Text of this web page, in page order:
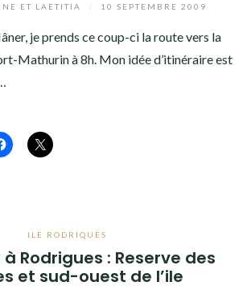
ET LAETITIA 10 SEPTEMBRE 2009
je prends ce coup-ci la route vers la
Mathurin à 8h. Mon idée d’itinéraire est
ILE RODRIQUES
Rodrigues : Reserve des
et sud-ouest de l’ile